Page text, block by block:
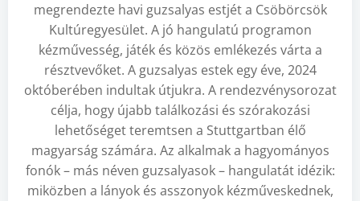
megrendezte havi guzsalyas estjét a Csöbörcsök
Kultúregyesület. A jó hangulatú programon
kézművesség, játék és közös emlékezés várta a
résztvevőket. A guzsalyas estek egy éve, 2024
októberében indultak útjukra. A rendezvénysorozat
célja, hogy újabb találkozási és szórakozási
lehetőséget teremtsen a Stuttgartban élő
magyarság számára. Az alkalmak a hagyományos
fonók – más néven guzsalyasok – hangulatát idézik:
miközben a lányok és asszonyok kézműveskednek,